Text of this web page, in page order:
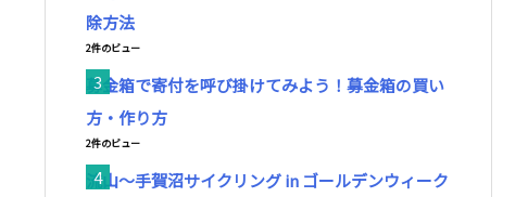
除方法
2件のビュー
募金箱で寄付を呼び掛けてみよう！募金箱の買い
方・作り方
2件のビュー
流山～手賀沼サイクリング in ゴールデンウィーク